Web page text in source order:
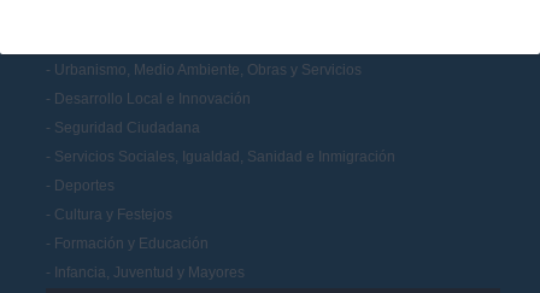
Urbanismo, Medio Ambiente, Obras y Servicios
Desarrollo Local e Innovación
Seguridad Ciudadana
Servicios Sociales, Igualdad, Sanidad e Inmigración
Deportes
Cultura y Festejos
Formación y Educación
Infancia, Juventud y Mayores